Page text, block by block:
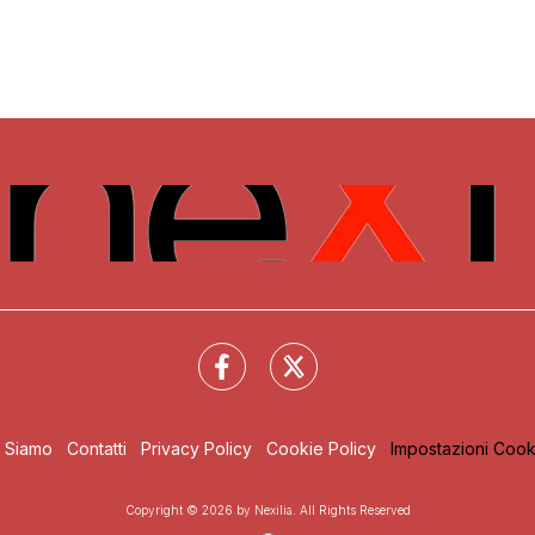
Siamo Contatti Privacy Policy Cookie Policy Impostazioni
Copyright © 2026 by Nexilia. All Rights Reserved